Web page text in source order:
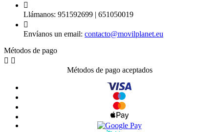

Llámanos: 951592699 | 651050019

Envíanos un email: contacto@movilplanet.eu
Métodos de pago
 
Métodos de pago aceptados